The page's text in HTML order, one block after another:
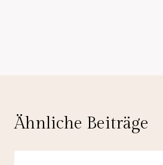
Ähnliche Beiträge